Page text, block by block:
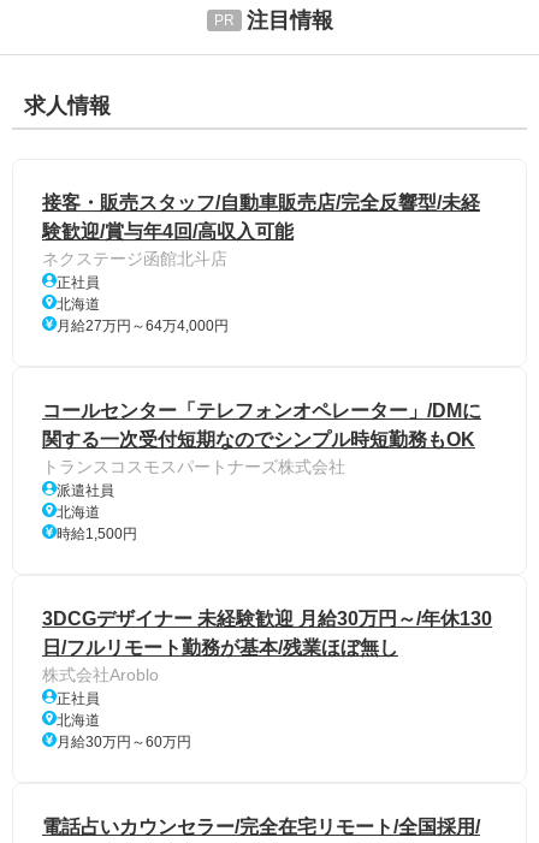
注目情報
求人情報
接客・販売スタッフ/自動車販売店/完全反響型/未経
験歓迎/賞与年4回/高収入可能
ネクステージ函館北斗店
正社員
北海道
月給27万円～64万4,000円
コールセンター「テレフォンオペレーター」/DMに
関する一次受付短期なのでシンプル時短勤務もOK
トランスコスモスパートナーズ株式会社
派遣社員
北海道
時給1,500円
3DCGデザイナー 未経験歓迎 月給30万円～/年休130
日/フルリモート勤務が基本/残業ほぼ無し
株式会社Aroblo
正社員
北海道
月給30万円～60万円
電話占いカウンセラー/完全在宅リモート/全国採用/